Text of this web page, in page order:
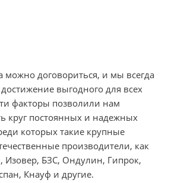
можно договориться, и мы всегда
выгодного для всех
факторы позволили нам
круг постоянных и надежных
которых такие крупные
производители, как
Изовер, БЗС, Ондулин, Гипрок,
Кнауф и другие.